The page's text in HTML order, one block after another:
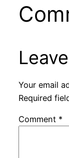
Your email
Required
Comment *